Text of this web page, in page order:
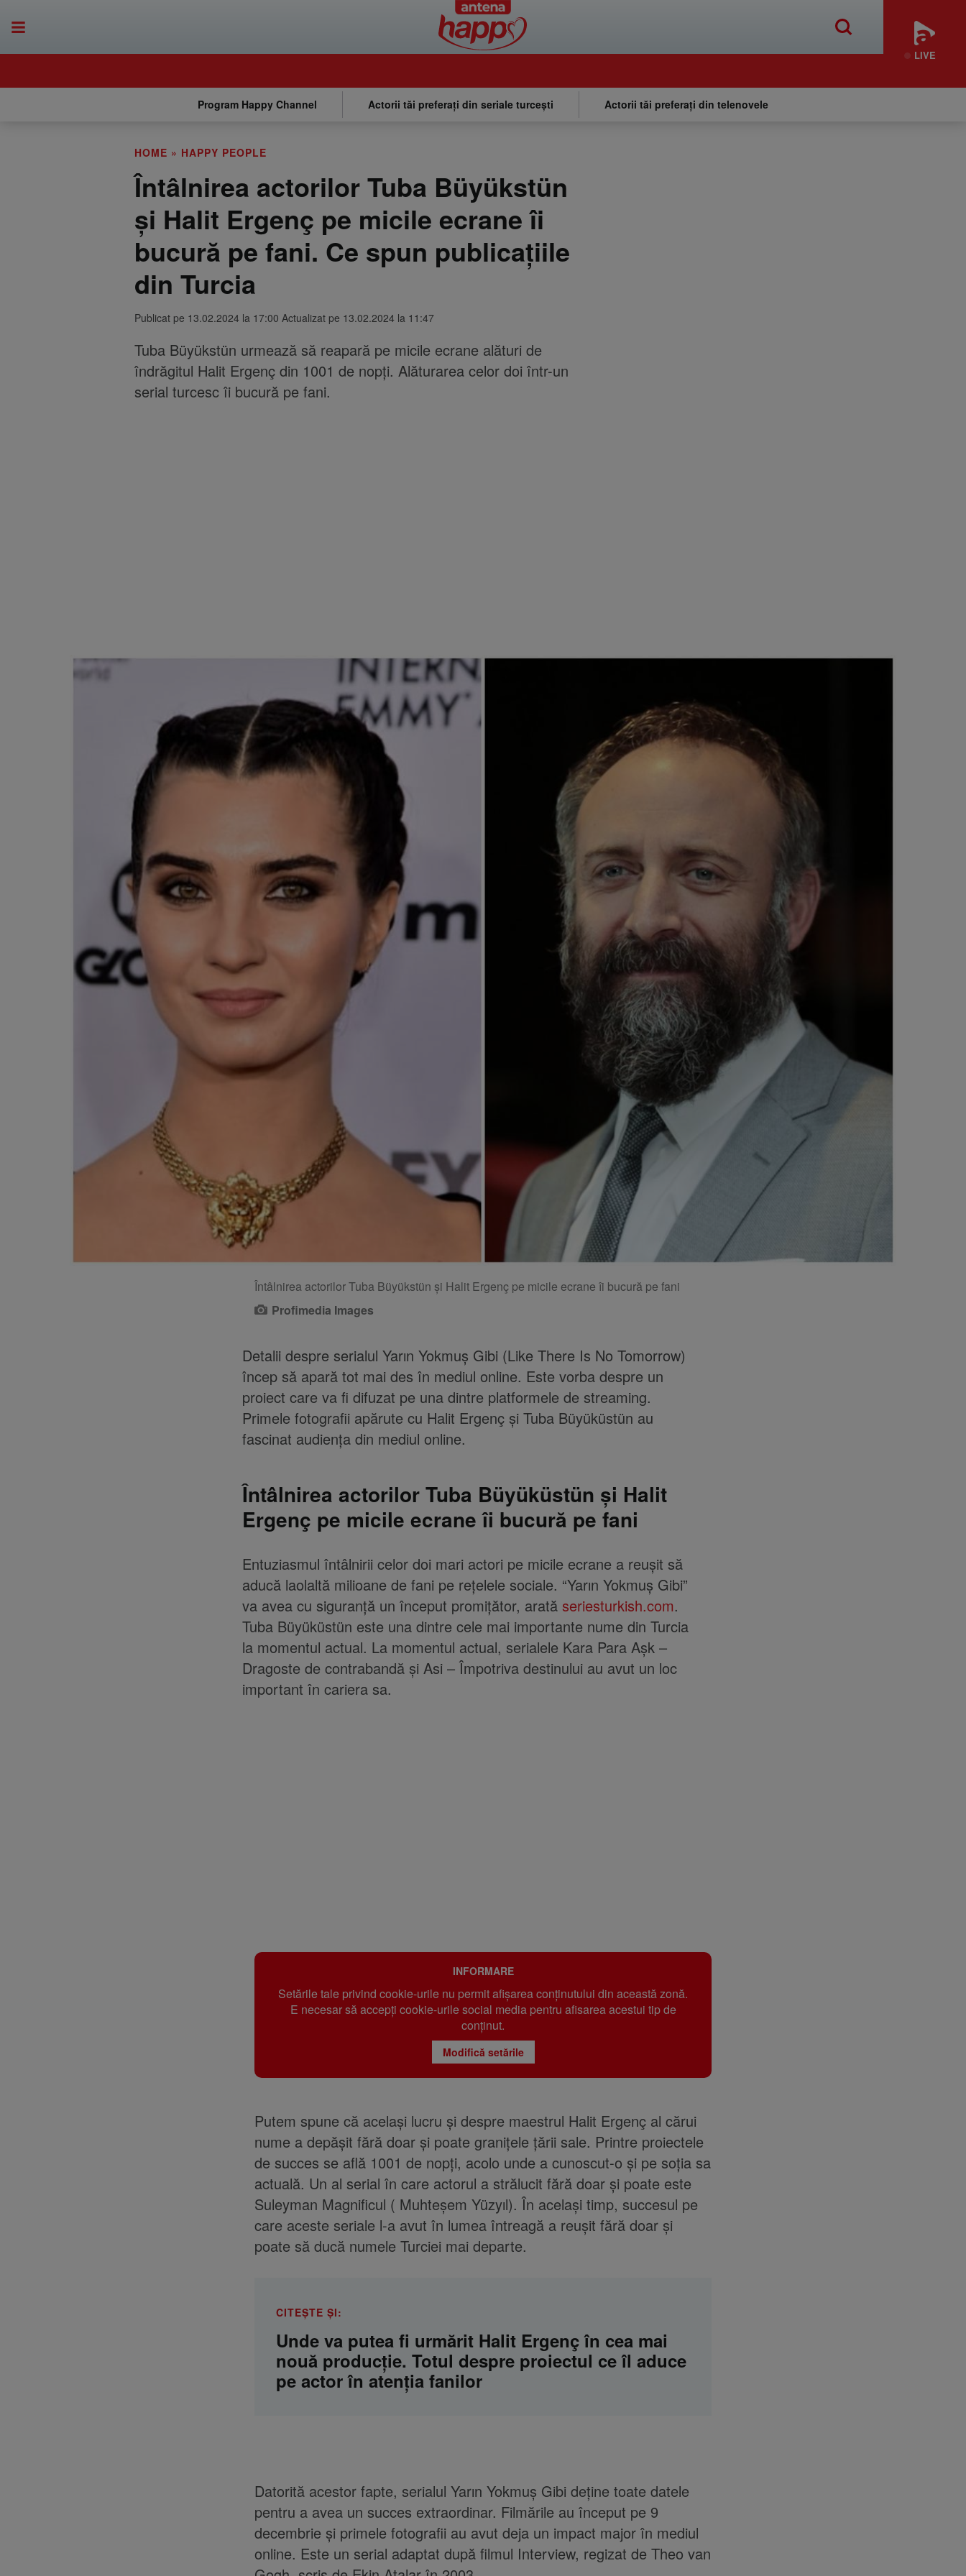
LIVE
Program Happy Channel Actorii tăi preferați din seriale turcești Actorii tăi preferați din telenovele
HOME » HAPPY PEOPLE
Întâlnirea actorilor Tuba Büyükstün
și Halit Ergenç pe micile ecrane îi
bucură pe fani. Ce spun publicațiile
din Turcia
Publicat pe 13.02.2024 la 17:00 Actualizat pe 13.02.2024 la 11:47
Tuba Büyükstün urmează să reapară pe micile ecrane alături de
îndrăgitul Halit Ergenç din 1001 de nopți. Alăturarea celor doi într-un
serial turcesc îi bucură pe fani.
Întâlnirea actorilor Tuba Büyükstün și Halit Ergenç pe micile ecrane îi bucură pe fani
Profimedia Images
Detalii despre serialul Yarın Yokmuş Gibi (Like There Is No Tomorrow)
încep să apară tot mai des în mediul online. Este vorba despre un
proiect care va fi difuzat pe una dintre platformele de streaming.
Primele fotografii apărute cu Halit Ergenç și Tuba Büyüküstün au
fascinat audiența din mediul online.
Întâlnirea actorilor Tuba Büyüküstün și Halit
Ergenç pe micile ecrane îi bucură pe fani
Entuziasmul întâlnirii celor doi mari actori pe micile ecrane a reușit să
aducă laolaltă milioane de fani pe rețelele sociale. “Yarın Yokmuş Gibi”
va avea cu siguranță un început promițător, arată seriesturkish.com.
Tuba Büyüküstün este una dintre cele mai importante nume din Turcia
la momentul actual. La momentul actual, serialele Kara Para Aşk –
Dragoste de contrabandă și Asi – Împotriva destinului au avut un loc
important în cariera sa.
INFORMARE
Setările tale privind cookie-urile nu permit afișarea conținutului din această zonă.
E necesar să accepți cookie-urile social media pentru afisarea acestui tip de
conținut.
Modifică setările
Putem spune că același lucru și despre maestrul Halit Ergenç al cărui
nume a depășit fără doar și poate granițele țării sale. Printre proiectele
de succes se află 1001 de nopți, acolo unde a cunoscut-o și pe soția sa
actuală. Un al serial în care actorul a strălucit fără doar și poate este
Suleyman Magnificul ( Muhteşem Yüzyıl). În același timp, succesul pe
care aceste seriale l-a avut în lumea întreagă a reușit fără doar și
poate să ducă numele Turciei mai departe.
CITEȘTE ȘI:
Unde va putea fi urmărit Halit Ergenç în cea mai
nouă producție. Totul despre proiectul ce îl aduce
pe actor în atenția fanilor
Datorită acestor fapte, serialul Yarın Yokmuş Gibi deține toate datele
pentru a avea un succes extraordinar. Filmările au început pe 9
decembrie și primele fotografii au avut deja un impact major în mediul
online. Este un serial adaptat după filmul Interview, regizat de Theo van